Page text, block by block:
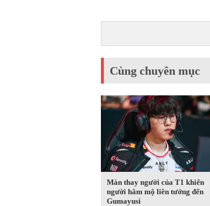
Cùng chuyên mục
Màn thay người của T1 khiến
người hâm mộ liên tưởng đến
Gumayusi